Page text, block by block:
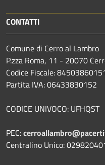
CONTATTI
Comune di Cerro al Lambro
P.zza Roma, 11 - 20070
Codice Fiscale:
Partita IVA: 06433830152
CODICE UNIVOCO: UFHQST
PEC:
Centralino Unico: